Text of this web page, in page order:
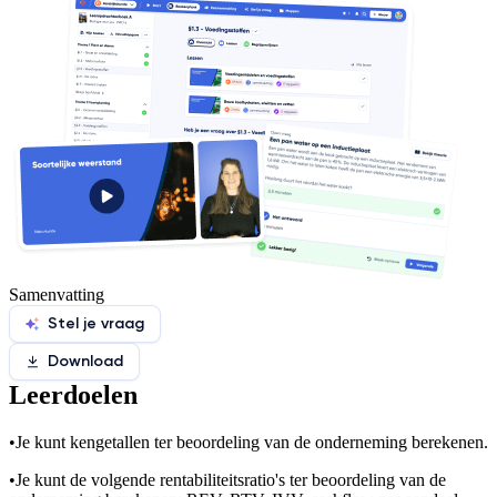
Samenvatting
Stel je vraag
Download
Leerdoelen
•Je kunt kengetallen ter beoordeling van de onderneming berekenen.
•Je kunt de volgende rentabiliteitsratio's ter beoordeling van de